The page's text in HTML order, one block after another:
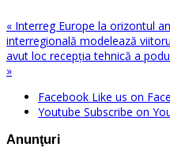
« Interreg Europe la orizontul
interregională modelează
avut loc recepția tehnică a
»
Facebook Like us on
Youtube Subscribe on
Anunţuri